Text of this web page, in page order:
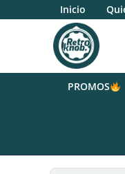
Inicio
PROMOS